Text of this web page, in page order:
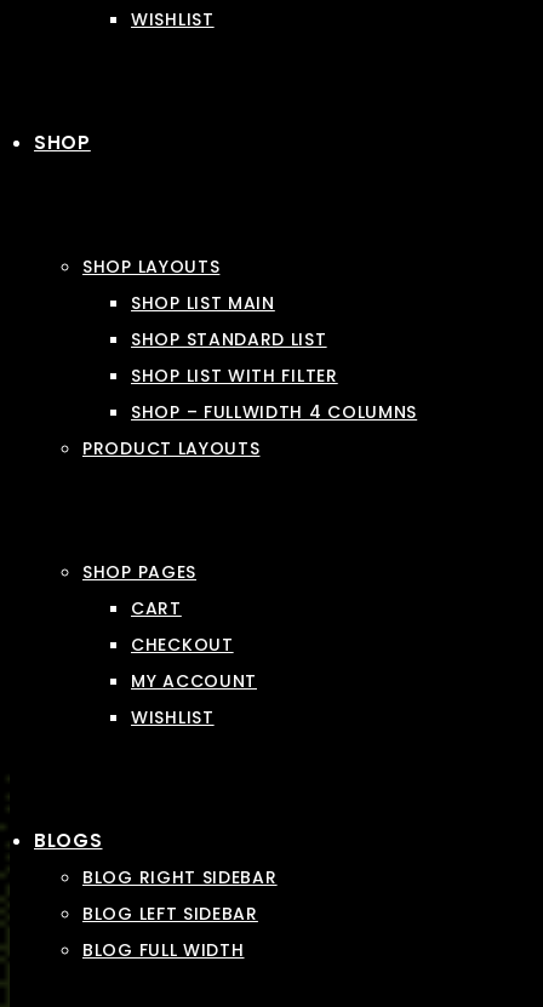
WISHLIST
SHOP
SHOP LAYOUTS
SHOP LIST MAIN
SHOP STANDARD LIST
SHOP LIST WITH FILTER
SHOP – FULLWIDTH 4 COLUMNS
PRODUCT LAYOUTS
SHOP PAGES
CART
CHECKOUT
MY ACCOUNT
WISHLIST
BLOGS
BLOG RIGHT SIDEBAR
BLOG LEFT SIDEBAR
BLOG FULL WIDTH